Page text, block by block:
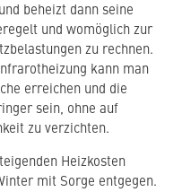
beheizt dann seine
und womöglich zur
zu rechnen.
kann man
erreichen und die
sein, ohne auf
zu verzichten.
Heizkosten
mit Sorge entgegen.